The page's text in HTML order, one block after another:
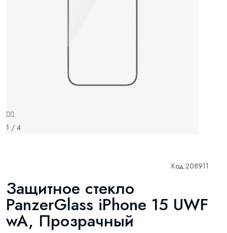
1 / 4
Код:208911
Защитное стекло
PanzerGlass iPhone 15 UWF
wA, Прозрачный